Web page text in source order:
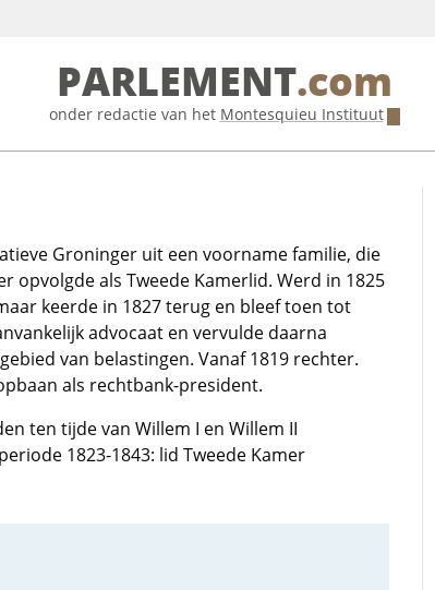
PARLEMENT.com
onder redactie van het Montesquieu Instituut
Groninger uit een voorname familie, die
opvolgde als Tweede Kamerlid. Werd in 1825
keerde in 1827 terug en bleef toen tot
advocaat en vervulde daarna
van belastingen. Vanaf 1819 rechter.
als rechtbank-president.
ten tijde van Willem I en Willem II
1823-1843: lid Tweede Kamer